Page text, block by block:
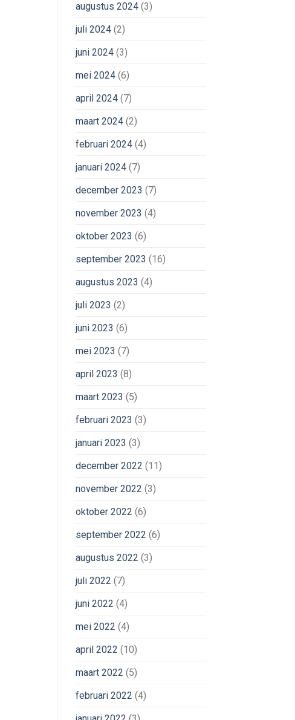
augustus 2024(3)
juli 2024(2)
juni 2024(3)
mei 2024(6)
april 2024(7)
maart 2024(2)
februari 2024(4)
januari 2024(7)
december 2023 (7)
november 2023 (4)
oktober 2023 (6)
september 2023 (16)
augustus 2023 (4)
juli 2023 (2)
juni 2023 (6)
mei 2023 (7)
april 2023 (8)
maart 2023 (5)
februari 2023 (3)
januari 2023 (3)
december 2022 (11)
november 2022 (3)
oktober 2022 (6)
september 2022 (6)
augustus 2022 (3)
juli 2022 (7)
juni 2022 (4)
mei 2022 (4)
april 2022 (10)
maart 2022 (5)
februari 2022 (4)